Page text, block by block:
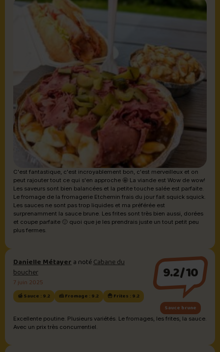
C'est fantastique, c'est incroyablement bon, c'est merveilleux et on
peut rajouter tout ce qui s'en approche 🤩 La viande est Wow de wow!
Les saveurs sont bien balancées et la petite touche salée est parfaite.
Le fromage de la fromagerie Etchemin frais du jour fait squick squick.
Les sauces ne sont pas trop liquides et ma préférée est
surprenamment la sauce brune. Les frites sont très bien aussi, dorées
et coupe parfaite 🙂 quoi que je les prendrais juste un tout petit peu
plus fermes.
Danielle Métayera notéCabane du
boucher
7 juin 2025
🍯 Sauce : 9.2 🧀 Fromage : 9.2 🍟 Frites : 9.2
9.2/10
Sauce brune
Excellente poutine. Plusieurs variétés. Le fromages, les frites, la sauce.
Avec un prix très concurrentiel.